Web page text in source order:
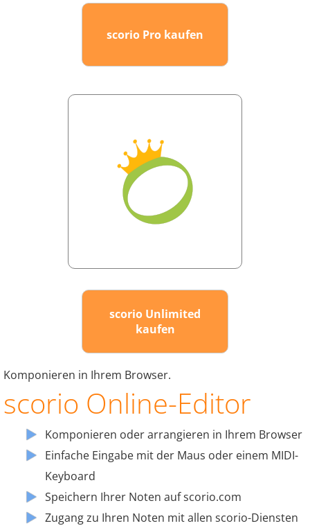
scorio Pro kaufen
scorio Unlimited
kaufen
Komponieren in Ihrem Browser.
scorio Online-Editor
Komponieren oder arrangieren in Ihrem Browser
Einfache Eingabe mit der Maus oder einem MIDI-
Keyboard
Speichern Ihrer Noten auf scorio.com
Zugang zu Ihren Noten mit allen scorio-Diensten